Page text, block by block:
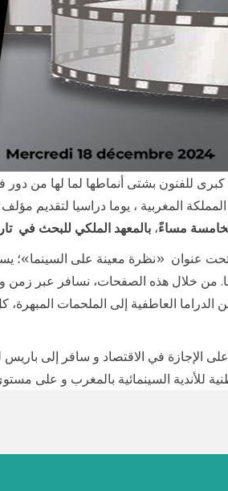
كبرى للفنون بشتى أنماطها لما لها
المملكة المغربية ، يوما دراسيا لتقديم
مساءً، بالمعهد الملكي للبحث في
عنوان «نظرة معينة على السينما»؛
من خلال هذه الصفحات، نسافر عبر زمن
الدراما العاطفية إلى الملحمات
الإجازة في الاقتصاد و سافر إلى
للأندية السينمائية بالمغرب و على